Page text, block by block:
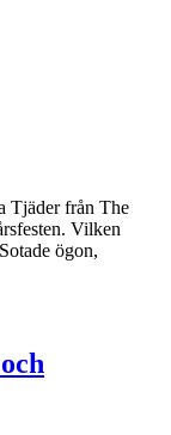
Tjäder från The
Vilken
ögon,